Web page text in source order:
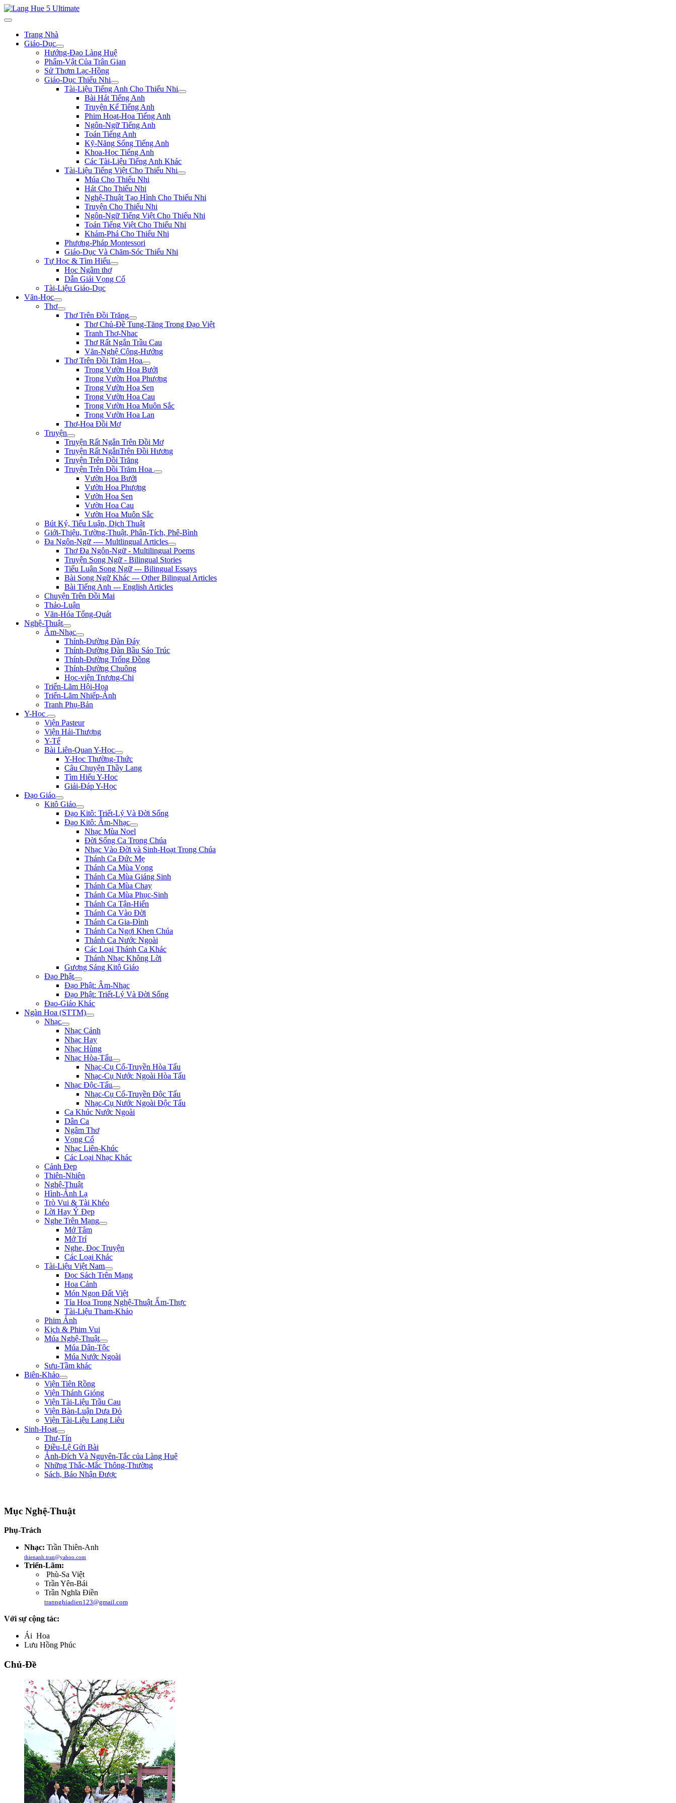
Trang Nhà
Giáo-Dục
Hướng-Đạo Làng Huệ
Phẩm-Vật Của Trân Gian
Sử Thơm Lạc-Hồng
Giáo-Dục Thiếu Nhi
Tài-Liệu Tiếng Anh Cho Thiếu Nhi
Bài Hát Tiếng Anh
Truyện Kể Tiếng Anh
Phim Hoạt-Họa Tiếng Anh
Ngôn-Ngữ Tiếng Anh
Toán Tiếng Anh
Kỹ-Năng Sống Tiếng Anh
Khoa-Học Tiếng Anh
Các Tài-Liệu Tiếng Anh Khác
Tài-Liệu Tiếng Việt Cho Thiếu Nhi
Múa Cho Thiếu Nhi
Hát Cho Thiếu Nhi
Nghệ-Thuật Tạo Hình Cho Thiếu Nhi
Truyện Cho Thiếu Nhi
Ngôn-Ngữ Tiếng Việt Cho Thiếu Nhi
Toán Tiếng Việt Cho Thiếu Nhi
Khám-Phá Cho Thiếu Nhi
Phương-Pháp Montessori
Giáo-Dục Và Chăm-Sóc Thiếu Nhi
Tự Học & Tìm Hiểu
Học Ngâm thơ
Dẫn Giải Vọng Cổ
Tài-Liệu Giáo-Dục
Văn-Học
Thơ
Thơ Trên Đồi Trăng
Thơ Chủ-Đề Tung-Tăng Trong Đạo Việt
Tranh Thơ-Nhac
Thơ Rất Ngắn Trầu Cau
Văn-Nghệ Cộng-Hưởng
Thơ Trên Đồi Trăm Hoa
Trong Vườn Hoa Bưởi
Trong Vườn Hoa Phượng
Trong Vườn Hoa Sen
Trong Vườn Hoa Cau
Trong Vườn Hoa Muôn Sắc
Trong Vườn Hoa Lan
Thơ-Họa Đồi Mơ
Truyện
Truyện Rất Ngắn Trên Đồi Mơ
Truyện Rất NgắnTrên Đồi Hương
Truyện Trên Đồi Trăng
Truyện Trên Đồi Trăm Hoa
Vườn Hoa Bưởi
Vườn Hoa Phượng
Vườn Hoa Sen
Vườn Hoa Cau
Vườn Hoa Muôn Sắc
Bút Ký, Tiểu Luận, Dịch Thuật
Giới-Thiệu, Tường-Thuật, Phân-Tích, Phê-Bình
Đa Ngôn-Ngữ ---- Multlingual Articles
Thơ Đa Ngôn-Ngữ - Multilingual Poems
Truyện Song Ngữ - Bilingual Stories
Tiểu Luận Song Ngữ --- Bilingual Essays
Bài Song Ngữ Khác --- Other Bilingual Articles
Bài Tiếng Anh --- English Articles
Chuyện Trên Đồi Mai
Thảo-Luận
Văn-Hóa Tổng-Quát
Nghệ-Thuật
Âm-Nhạc
Thính-Đường Đàn Đáy
Thính-Đường Đàn Bầu Sáo Trúc
Thính-Đường Trống Đồng
Thính-Đường Chuông
Học-viện Trương-Chi
Triển-Lãm Hội-Họa
Triển-Lãm Nhiếp-Ảnh
Tranh Phụ-Bản
Y-Học
Viện Pasteur
Viện Hải-Thượng
Y-Tế
Bài Liên-Quan Y-Học
Y-Học Thường-Thức
Câu Chuyện Thầy Lang
Tìm Hiểu Y-Hoc
Giải-Đáp Y-Học
Đạo Giáo
Kitô Giáo
Đạo Kitô: Triết-Lý Và Đời Sống
Đạo Kitô: Âm-Nhạc
Nhạc Mùa Noel
Đời Sống Ca Trong Chúa
Nhạc Vào Đời và Sinh-Hoạt Trong Chúa
Thánh Ca Đức Mẹ
Thánh Ca Mùa Vọng
Thánh Ca Mùa Giáng Sinh
Thánh Ca Mùa Chay
Thánh Ca Mùa Phục-Sinh
Thánh Ca Tận-Hiến
Thánh Ca Vào Đời
Thánh Ca Gia-Đình
Thánh Ca Ngợi Khen Chúa
Thánh Ca Nước Ngoài
Các Loại Thánh Ca Khác
Thánh Nhạc Không Lời
Gương Sáng Kitô Giáo
Đạo Phật
Đạo Phật: Âm-Nhạc
Đạo Phật: Triết-Lý Và Đời Sống
Đạo-Giáo Khác
Ngàn Hoa (STTM)
Nhạc
Nhạc Cảnh
Nhạc Hay
Nhạc Hùng
Nhạc Hòa-Tấu
Nhạc-Cụ Cổ-Truyền Hòa Tấu
Nhạc-Cụ Nước Ngoài Hòa Tấu
Nhạc Độc-Tấu
Nhạc-Cụ Cổ-Truyền Độc Tấu
Nhạc-Cụ Nước Ngoài Độc Tấu
Ca Khúc Nước Ngoài
Dân Ca
Ngâm Thơ
Vọng Cổ
Nhạc Liên-Khúc
Các Loại Nhạc Khác
Cảnh Đẹp
Thiên-Nhiên
Nghệ-Thuật
Hình-Ảnh Lạ
Trò Vui & Tài Khéo
Lời Hay Ý Đẹp
Nghe Trên Mạng
Mở Tâm
Mở Trí
Nghe, Đọc Truyện
Các Loại Khác
Tài-Liệu Việt Nam
Đọc Sách Trên Mạng
Hoa Cảnh
Món Ngon Đất Việt
Tỉa Hoa Trong Nghệ-Thuật Ẩm-Thực
Tài-Liệu Tham-Khảo
Phim Ảnh
Kịch & Phim Vui
Múa Nghệ-Thuật
Múa Dân-Tộc
Múa Nước Ngoài
Sưu-Tầm khác
Biên-Khảo
Viện Tiên Rồng
Viện Thánh Gióng
Viện Tài-Liệu Trầu Cau
Viện Bàn-Luận Dưa Đỏ
Viện Tài-Liệu Lang Liêu
Sinh-Hoạt
Thư-Tín
Điều-Lệ Gửi Bài
Ảnh-Đích Và Nguyên-Tắc của Làng Huệ
Những Thắc-Mắc Thông-Thường
Sách, Báo Nhận Được
Mục Nghệ-Thuật
Phụ-Trách
Nhạc: Trần Thiên-Anh
thienanh.tran@yahoo.com
Triển-Lãm:
Phù-Sa Việt
Trần Yên-Bái
Trần Nghĩa Điền
trannghiadien123@gmail.com
Với sự cộng tác:
Ái Hoa
Lưu Hồng Phúc
Chủ-Đề